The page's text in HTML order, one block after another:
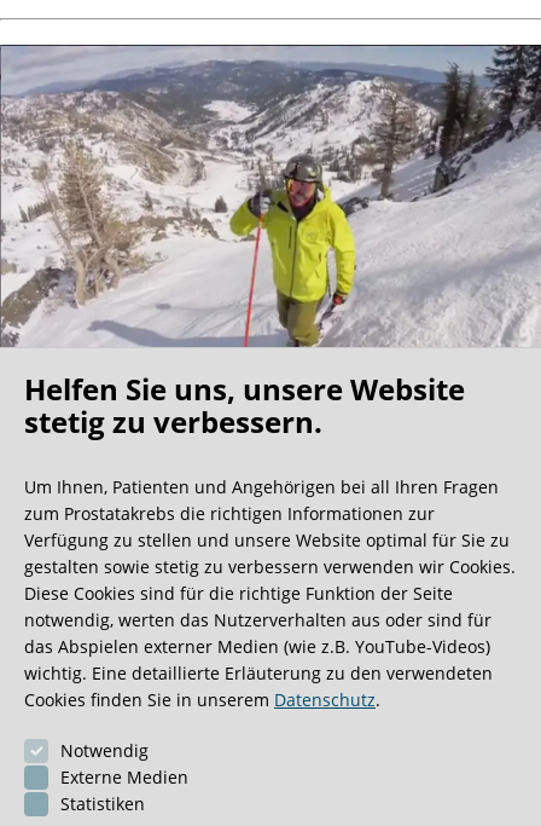
Oh what a ride!
Wir bekommen ja viele tolle Gästebucheinträge,
aber dieser ist doch sehr ungewöhnlich.
0:40 Minuten
Helfen Sie uns, unsere Website
stetig zu verbessern.
Um Ihnen, Patienten und Angehörigen bei all Ihren Fragen
zum Prostatakrebs die richtigen Informationen zur
Verfügung zu stellen und unsere Website optimal für Sie zu
gestalten sowie stetig zu verbessern verwenden wir Cookies.
Diese Cookies sind für die richtige Funktion der Seite
notwendig, werten das Nutzerverhalten aus oder sind für
das Abspielen externer Medien (wie z.B. YouTube-Videos)
wichtig. Eine detaillierte Erläuterung zu den verwendeten
Cookies finden Sie in unserem Datenschutz.
Notwendig
Externe Medien
Statistiken